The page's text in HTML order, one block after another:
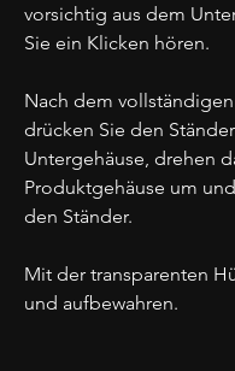
vorsichtig aus dem
Sie ein Klicken hören.
Nach dem
drücken Sie den
Untergehäuse, drehen
Produktgehäuse um
den Ständer.
Mit der transparenten
und aufbewahren.